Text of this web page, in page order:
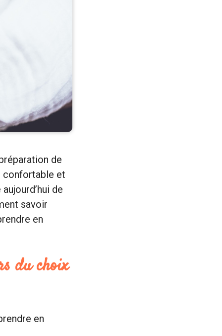
de
confortable et
de
savoir
en
du choix
en